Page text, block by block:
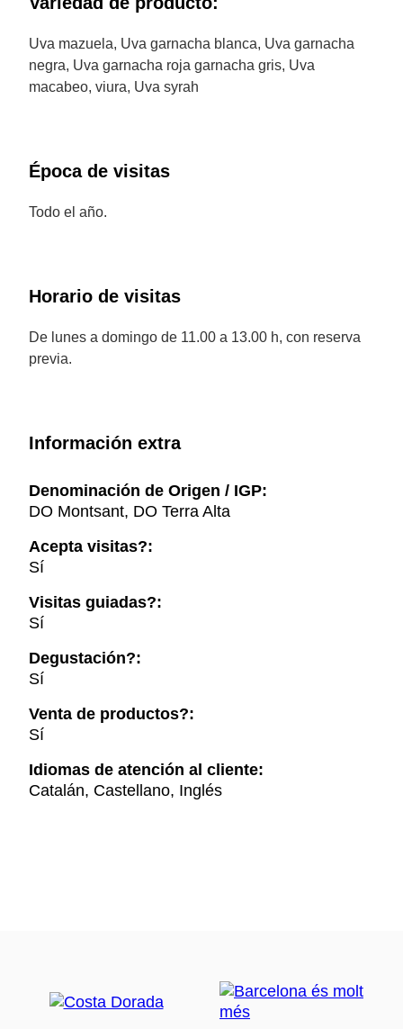
Uva mazuela, Uva garnacha blanca, Uva garnacha
negra, Uva garnacha roja garnacha gris, Uva
macabeo, viura, Uva syrah
Época de visitas
Todo el año.
Horario de visitas
De lunes a domingo de 11.00 a 13.00 h, con reserva
previa.
Información extra
Denominación de Origen / IGP:
DO Montsant, DO Terra Alta
Acepta visitas?:
Sí
Visitas guiadas?:
Sí
Degustación?:
Sí
Venta de productos?:
Sí
Idiomas de atención al cliente:
Catalán, Castellano, Inglés